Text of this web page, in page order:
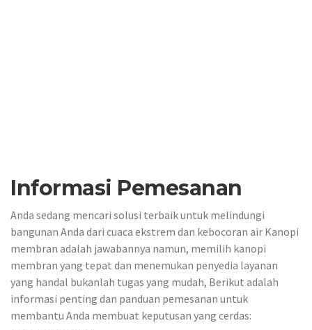
Informasi Pemesanan
Anda sedang mencari solusi terbaik untuk melindungi
bangunan Anda dari cuaca ekstrem dan kebocoran air Kanopi
membran adalah jawabannya namun, memilih kanopi
membran yang tepat dan menemukan penyedia layanan
yang handal bukanlah tugas yang mudah, Berikut adalah
informasi penting dan panduan pemesanan untuk
membantu Anda membuat keputusan yang cerdas: